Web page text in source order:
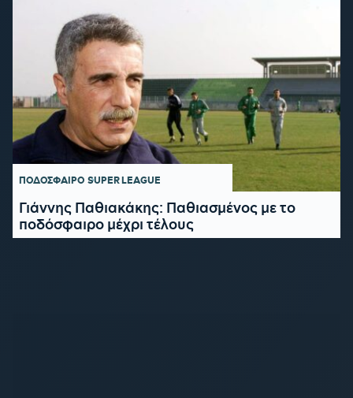
ΠΟΔΟΣΦΑΙΡΟ SUPER LEAGUE
Γιάννης Παθιακάκης: Παθιασμένος με το
ποδόσφαιρο μέχρι τέλους